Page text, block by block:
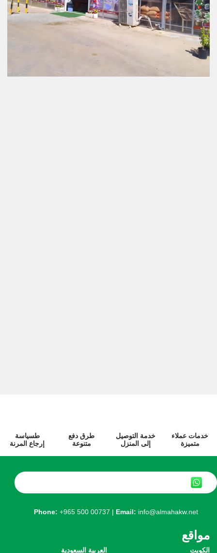
خدمات عملاء
متميزة
خدمة التوصيل
إلى المنزل
طرق دفع
متنوعة
طسياسة
إرجاع المرنة
Phone: +965 500 00737 | Email: info@almahakw.net
مواقع
الكويت العربية السعودية